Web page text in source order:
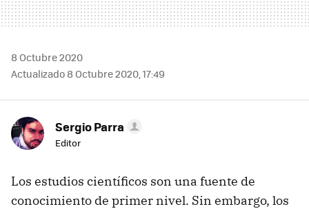
8 Octubre 2020
Actualizado 8 Octubre 2020, 17:49
Sergio Parra
Editor
Los estudios científicos son una fuente de
conocimiento de primer nivel. Sin embargo, los